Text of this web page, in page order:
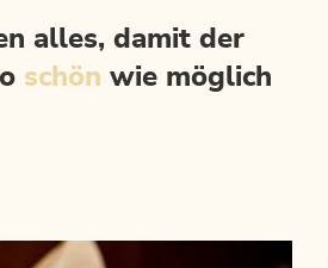
alles, damit der
schön wie möglich